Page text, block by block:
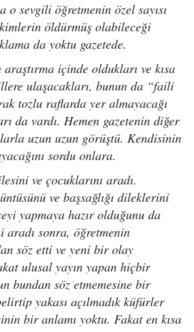
sevgili öğretmenin özel sayısı
öldürmüş olabileceği
da yoktu gazetede.
içinde oldukları ve kısa
ulaşacakları, bunun da “faili
tozlu raflarda yer almayacağı
da vardı. Hemen gazetenin diğer
uzun uzun görüştü. Kendisinin
sordu onlara.
ve çocuklarını aradı.
ve başsağlığı dileklerini
yapmaya hazır olduğunu da
aradı sonra, öğretmenin
söz etti ve yeni bir olay
ulusal yayın yapan hiçbir
bundan söz etmemesine bir
yakası açılmadık küfürler
bir anlamı yoktu. Fakat en kısa